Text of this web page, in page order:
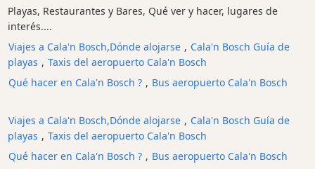
Excursione
acuático
Restaurante
Excursion
barco
Café
y
Playas, Restaurantes y Bares, Qué ver y hacer, lugares de
interés....
Viajes a Cala'n Bosch,Dónde alojarse , Cala'n Bosch Guía de
playas , Taxis del aeropuerto Cala'n Bosch
Qué hacer en Cala'n Bosch ? , Bus aeropuerto Cala'n Bosch
Viajes a Cala'n Bosch,Dónde alojarse , Cala'n Bosch Guía de
playas , Taxis del aeropuerto Cala'n Bosch
Qué hacer en Cala'n Bosch ? , Bus aeropuerto Cala'n Bosch